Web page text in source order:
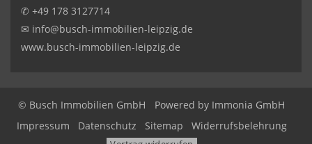
✆ +49 178 3127714
✉ info@busch-immobilien-leipzig.de
www.busch-immobilien-leipzig.de
© Busch Immobilien GmbH
Powered by Immonia GmbH
Impressum
Datenschutz Sitemap Widerrufsbelehrung